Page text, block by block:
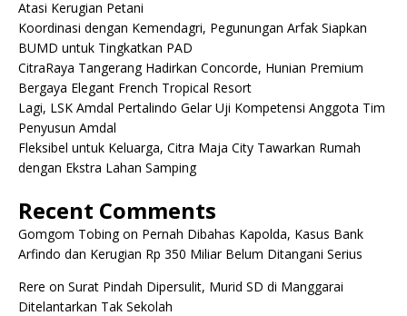
Atasi Kerugian Petani
Koordinasi dengan Kemendagri, Pegunungan Arfak Siapkan
BUMD untuk Tingkatkan PAD
CitraRaya Tangerang Hadirkan Concorde, Hunian Premium
Bergaya Elegant French Tropical Resort
Lagi, LSK Amdal Pertalindo Gelar Uji Kompetensi Anggota Tim
Penyusun Amdal
Fleksibel untuk Keluarga, Citra Maja City Tawarkan Rumah
dengan Ekstra Lahan Samping
Recent Comments
Gomgom Tobingon Pernah Dibahas Kapolda, Kasus Bank
Arfindo dan Kerugian Rp 350 Miliar Belum Ditangani Serius
Rere on Surat Pindah Dipersulit, Murid SD di Manggarai
Ditelantarkan Tak Sekolah